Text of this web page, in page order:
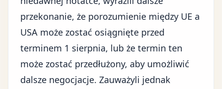
przekonanie, że porozumienie między UE a
USA może zostać osiągnięte przed
terminem 1 sierpnia, lub że termin ten
może zostać przedłużony, aby umożliwić
dalsze negocjacje. Zauważyli jednak